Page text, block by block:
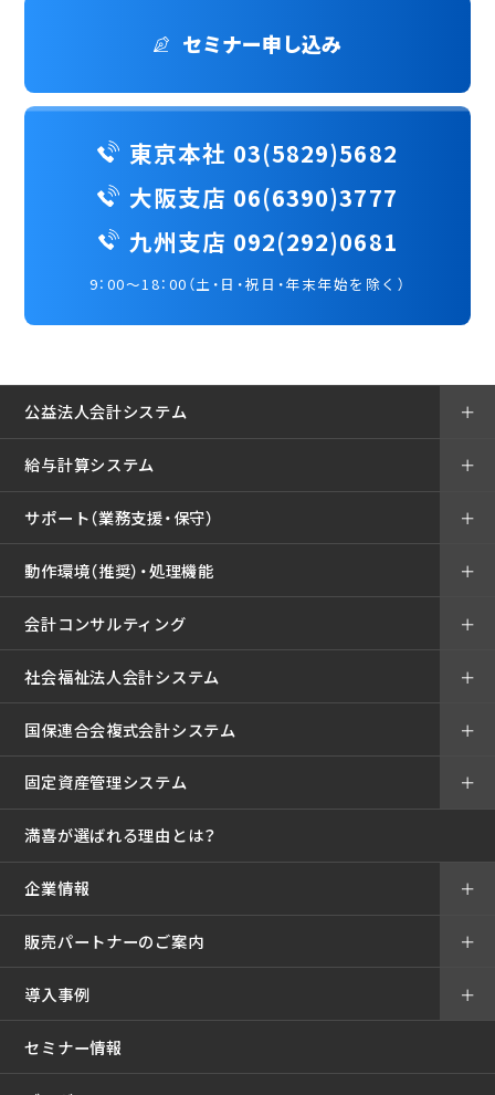
セミナー申し込み
東京本社 03(5829)5682
大阪支店 06(6390)3777
九州支店 092(292)0681
9：00～18：00（土・日・祝日・年末年始を除く）
公益法人会計システム ＋
給与計算システム ＋
サポート（業務支援・保守） ＋
動作環境（推奨）・処理機能 ＋
会計コンサルティング ＋
社会福祉法人会計システム ＋
国保連合会複式会計システム ＋
固定資産管理システム ＋
満喜が選ばれる理由とは？
企業情報 ＋
販売パートナーのご案内 ＋
導入事例
セミナー情報
＋